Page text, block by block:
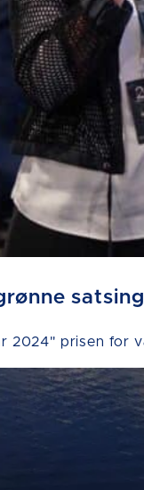
satsing
2024" prisen for